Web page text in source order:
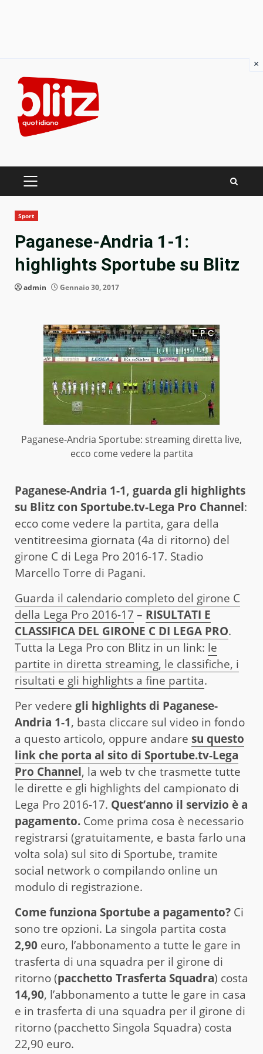
content
PRIMARY
Sport
Paganese-Andria 1-1:
highlights Sportube su Blitz
admin Gennaio 30, 2017
Paganese-Andria Sportube: streaming diretta live,
ecco come vedere la partita
Paganese-Andria 1-1, guarda gli highlights
su Blitz con Sportube.tv-Lega Pro Channel:
ecco come vedere la partita, gara della
ventitreesima giornata (4a di ritorno) del
girone C di Lega Pro 2016-17. Stadio
Marcello Torre di Pagani.
Guarda il calendario completo del girone C
della Lega Pro 2016-17 – RISULTATI E
CLASSIFICA DEL GIRONE C DI LEGA PRO.
Tutta la Lega Pro con Blitz in un link: le
partite in diretta streaming, le classifiche, i
risultati e gli highlights a fine partita.
Per vedere gli highlights di Paganese-
Andria 1-1, basta cliccare sul video in fondo
a questo articolo, oppure andare su questo
link che porta al sito di Sportube.tv-Lega
Pro Channel, la web tv che trasmette tutte
le dirette e gli highlights del campionato di
Lega Pro 2016-17. Quest’anno il servizio è a
pagamento. Come prima cosa è necessario
registrarsi (gratuitamente, e basta farlo una
volta sola) sul sito di Sportube, tramite
social network o compilando online un
modulo di registrazione.
Come funziona Sportube a pagamento? Ci
sono tre opzioni. La singola partita costa
2,90 euro, l’abbonamento a tutte le gare in
trasferta di una squadra per il girone di
ritorno (pacchetto Trasferta Squadra) costa
14,90, l’abbonamento a tutte le gare in casa
e in trasferta di una squadra per il girone di
ritorno (pacchetto Singola Squadra) costa
22,90 euro.
×